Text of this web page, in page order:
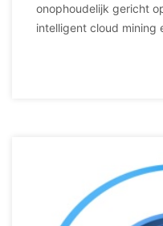
onophoudelijk gericht
intelligent cloud mining